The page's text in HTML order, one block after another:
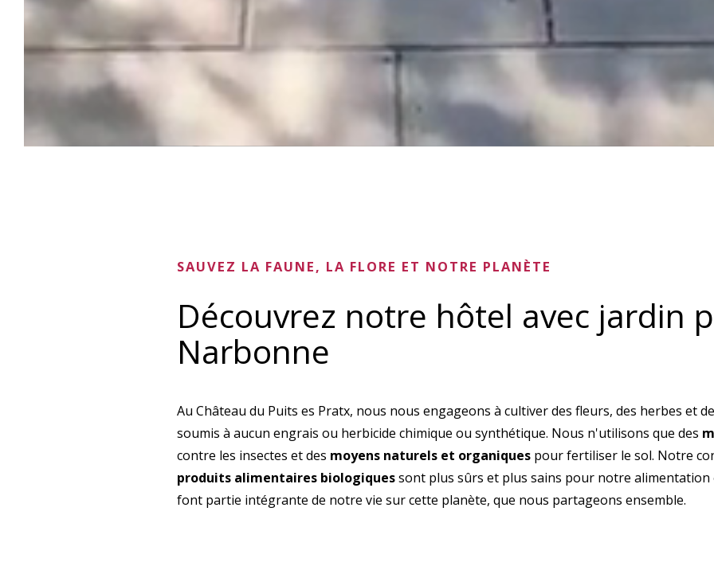
SAUVEZ LA FAUNE, LA FLORE ET NOTRE PLANÈTE
Découvrez notre hôtel avec jardin
Narbonne
Au Château du Puits es Pratx, nous nous engageons à cultiver des fleurs, des herbes et
soumis à aucun engrais ou herbicide chimique ou synthétique. Nous n'utilisons que des
contre les insectes et des moyens naturels et organiques pour fertiliser le sol. Notre
produits alimentaires biologiquessont plus sûrs et plus sains pour notre alimentation
font partie intégrante de notre vie sur cette planète, que nous partageons ensemble.